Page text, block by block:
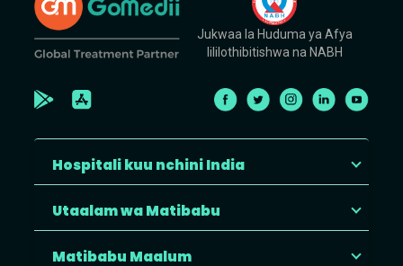
Jukwaa la Huduma ya Afya
lililothibitishwa na NABH
Hospitali kuu nchini India
Utaalam wa Matibabu
Matibabu Maalum